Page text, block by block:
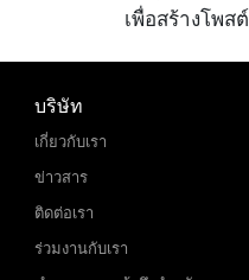
เพื่อสร้างโพส
บริษัท
เกี่ยวกับเรา
ข่าวสาร
ติดต่อเรา
ร่วมงานกับเรา